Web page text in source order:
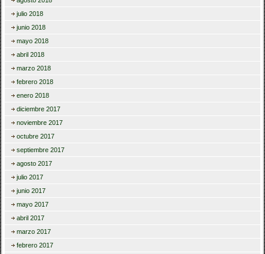
julio 2018
junio 2018
mayo 2018
abril 2018
marzo 2018
febrero 2018
enero 2018
diciembre 2017
noviembre 2017
octubre 2017
septiembre 2017
agosto 2017
julio 2017
junio 2017
mayo 2017
abril 2017
marzo 2017
febrero 2017